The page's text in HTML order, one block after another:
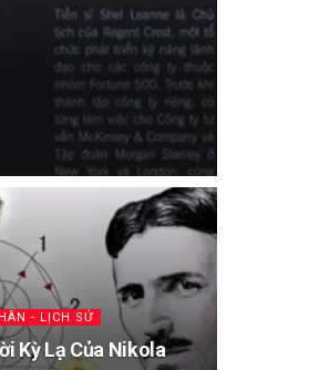
- LỊCH SỬ
Kỳ Lạ Của Nikola